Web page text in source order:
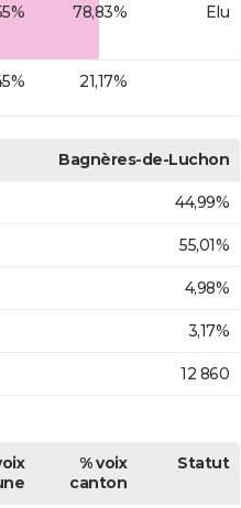
78,83% Elu
21,17%
Bagnères-de-Luchon
44,99%
55,01%
4,98%
3,17%
12 860
% voix
canton
Statut